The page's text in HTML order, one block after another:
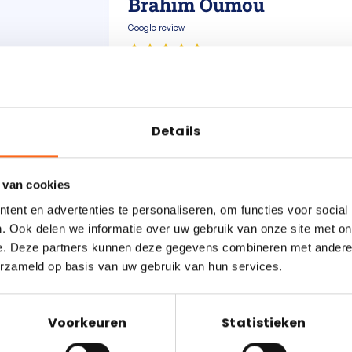
Details
cookies
en advertenties te personaliseren, om functies voor social
Ook delen we informatie over uw gebruik van onze site met
Deze partners kunnen deze gegevens combineren met
op basis van uw gebruik van hun services.
Voorkeuren Statistieken
En
voor nog
je
was de
Google review
communicatie was super strak
met korte lijnen en mijn adviseur
ik kreeg meteen een duidelijk
vervolgplan voor de komende
stappen. Echt topservice en een
enorme aanrader!